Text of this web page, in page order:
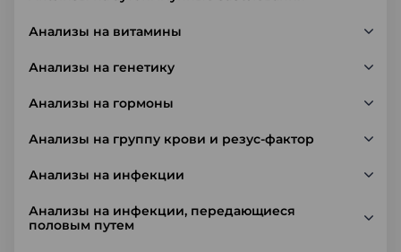
Анализы на витамины
Анализы на генетику
Анализы на гормоны
Анализы на группу крови и резус-фактор
Анализы на инфекции
Анализы на инфекции, передающиеся
половым путем